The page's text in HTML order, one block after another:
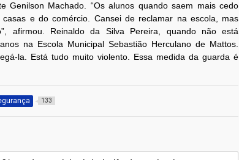
Genilson Machado. “Os alunos quando saem mais cedo
e do comércio. Cansei de reclamar na escola, mas
afirmou. Reinaldo da Silva Pereira, quando não está
na Escola Municipal Sebastião Herculano de Mattos.
la. Está tudo muito violento. Essa medida da guarda é
133